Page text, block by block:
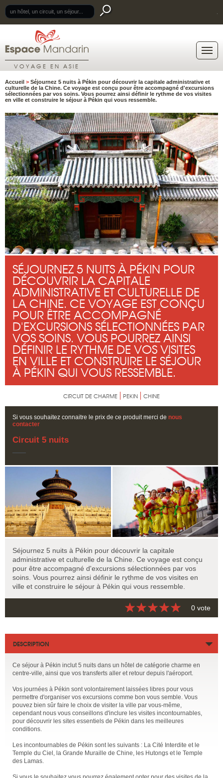
VOYAGE EN ASIE
Accueil > Séjournez 5 nuits à Pékin pour découvrir la capitale administrative et
culturelle de la Chine. Ce voyage est conçu pour être accompagné d'excursions
sélectionnées par vos soins. Vous pourrez ainsi définir le rythme de vos visites
en ville et construire le séjour à Pékin qui vous ressemble.
SÉJOURNEZ 5 NUITS À PÉKIN POUR
DÉCOUVRIR LA CAPITALE
ADMINISTRATIVE ET CULTURELLE DE
LA CHINE. CE VOYAGE EST CONÇU
POUR ÊTRE ACCOMPAGNÉ
D'EXCURSIONS SÉLECTIONNÉES PAR
VOS SOINS. VOUS POURREZ AINSI
DÉFINIR LE RYTHME DE VOS VISITES
EN VILLE ET CONSTRUIRE LE SÉJOUR
À PÉKIN QUI VOUS RESSEMBLE.
CIRCUIT DE CHARME PEKIN CHINE
Si vous souhaitez connaitre le prix de ce produit merci de nous
contacter
Circuit 5 nuits
Séjournez 5 nuits à Pékin pour découvrir la capitale
administrative et culturelle de la Chine. Ce voyage est conçu
pour être accompagné d'excursions sélectionnées par vos
soins. Vous pourrez ainsi définir le rythme de vos visites en
ville et construire le séjour à Pékin qui vous ressemble.
0 vote
DESCRIPTION
Ce séjour à Pékin inclut 5 nuits dans un hôtel de catégorie charme en
centre-ville, ainsi que vos transferts aller et retour depuis l'aéroport.
Vos journées à Pékin sont volontairement laissées libres pour vous
permettre d'organiser vos excursions comme bon vous semble. Vous
pouvez bien sûr faire le choix de visiter la ville par vous-même,
cependant nous vous conseillons d'inclure les visites incontournables,
pour découvrir les sites essentiels de Pékin dans les meilleures
conditions.
Les incontournables de Pékin sont les suivants : La Cité Interdite et le
Temple du Ciel, la Grande Muraille de Chine, les Hutongs et le Temple
des Lamas.